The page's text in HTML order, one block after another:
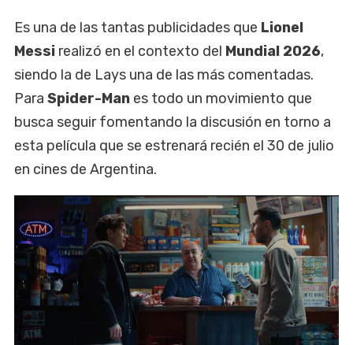
Es una de las tantas publicidades que Lionel
Messi realizó en el contexto del Mundial 2026,
siendo la de Lays una de las más comentadas.
Para Spider-Man es todo un movimiento que
busca seguir fomentando la discusión en torno a
esta película que se estrenará recién el 30 de julio
en cines de Argentina.